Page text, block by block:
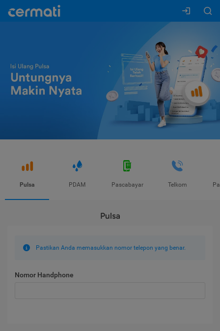
Pulsa PDAM Pascabayar Telkom
Pulsa
Pastikan Anda memasukkan nomor telepon yang benar.
Nomor Handphone